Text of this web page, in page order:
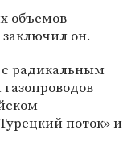
объемов
он.
с радикальным
поток» и